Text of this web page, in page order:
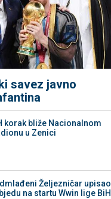
savez javno
korak bliže Nacionalnom
u Zenici
Željezničar upisao
na startu Wwin lige BiH